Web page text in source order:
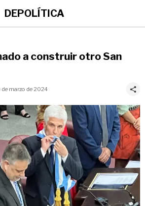
DEPOLÍTICA
a construir otro San
de marzo de 2024